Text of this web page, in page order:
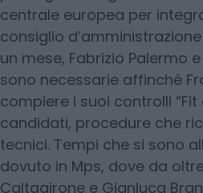
centrale europea per
consiglio
un mese, Fabrizio Palermo
sono necessarie affinché
compiere i suoi controlli
candidati, procedure che
tecnici. Tempi che si sono
dovuto in Mps, dove da
Caltagirone e Gianluca